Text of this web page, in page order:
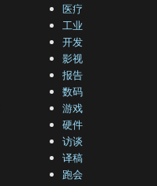
医疗
工业
开发
影视
报告
数码
游戏
硬件
访谈
译稿
跑会